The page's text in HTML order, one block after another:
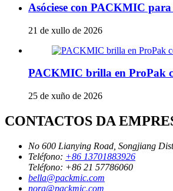
Asóciese con PACKMIC
21 de xullo de 2026
PACKMIC brilla en ProPak
25 de xuño de 2026
CONTACTOS DA
No 600 Lianying Road, Songjiang
Teléfono: +86 13701883926
Teléfono: +86 21 57786060
bella@packmic.com
nora@packmic.com